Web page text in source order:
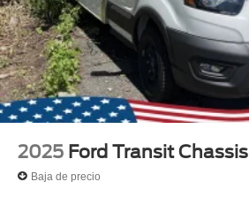
2025 Ford Transit Chassis
Baja de precio